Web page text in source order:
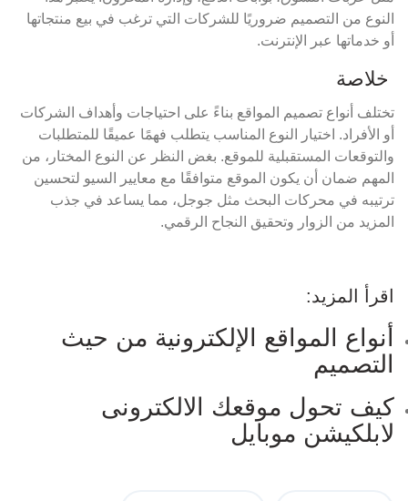
النوع من التصميم ضروريًا للشركات التي ترغب في بيع منتجاتها
أو خدماتها عبر الإنترنت.
خلاصة
تختلف أنواع تصميم المواقع بناءً على احتياجات وأهداف الشركات
أو الأفراد. اختيار النوع المناسب يتطلب فهمًا عميقًا للمتطلبات
والتوقعات المستقبلية للموقع. بغض النظر عن النوع المختار، من
المهم ضمان أن يكون الموقع متوافقًا مع معايير السيو لتحسين
ترتيبه في محركات البحث مثل جوجل، مما يساعد في جذب
المزيد من الزوار وتحقيق النجاح الرقمي.
اقرأ المزيد:
أنواع المواقع الإلكترونية من حيث
التصميم
كيف تحول موقعك الالكترونى
لابلكيشن موبايل